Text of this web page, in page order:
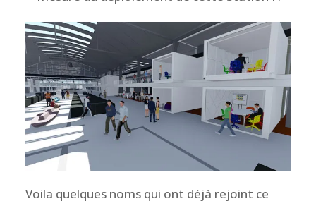
Voila quelques noms qui ont déjà rejoint ce